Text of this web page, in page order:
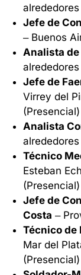
Jefe de
– Buenos
Analista de
Jefe de
Virrey del
(Presencial)
Analista
Técnico
Esteban
(Presencial)
Jefe de
Costa –
Técnico de
Mar del
(Presencial)